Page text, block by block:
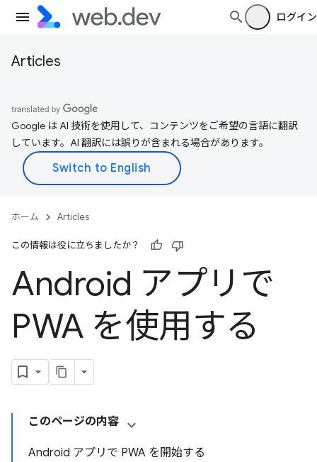
ログイン
Articles
Google は AI 技術を使用して、コンテンツをご希望の言語に翻訳
しています。AI 翻訳には誤りが含まれる場合があります。
ホーム Articles
この情報は役に立ちましたか？
Android アプリで
PWA を使用する
このページの内容
Android アプリで PWA を開始する